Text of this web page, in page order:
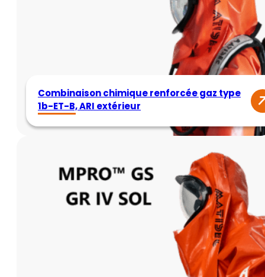
Combinaison chimique renforcée gaz type
1b-ET-B, ARI extérieur